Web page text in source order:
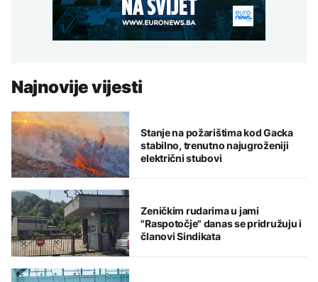
Najnovije vijesti
Stanje na požarištima kod Gacka
stabilno, trenutno najugroženiji
električni stubovi
Zeničkim rudarima u jami
"Raspotočje" danas se pridružuju i
članovi Sindikata